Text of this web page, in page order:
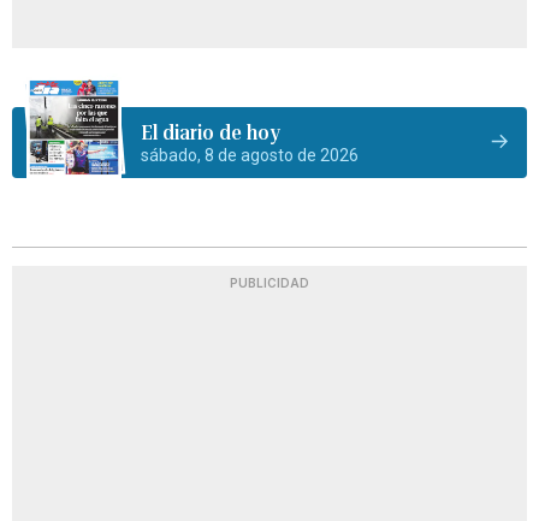
El diario de hoy
sábado, 8 de agosto de 2026
PUBLICIDAD